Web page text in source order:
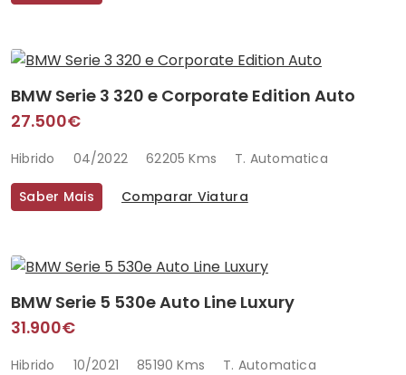
BMW Serie 3 320 e Corporate Edition Auto
27.500€
Hibrido 04/2022 62205 Kms T. Automatica
Saber Mais Comparar Viatura
BMW Serie 5 530e Auto Line Luxury
31.900€
Hibrido 10/2021 85190 Kms T. Automatica